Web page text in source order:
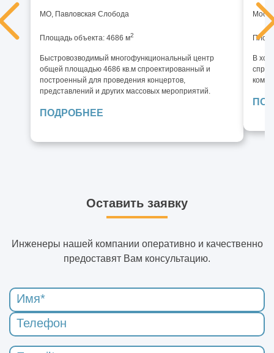
МО, Павловская Слобода
Площадь объекта: 4686 м2
Быстровозводимый многофункциональный центр
общей площадью 4686 кв.м спроектированный и
построенный для проведения концертов,
представлений и других массовых мероприятий.
ПОДРОБНЕЕ
В
Оставить заявку
Инженеры нашей компании оперативно и качественно
предоставят Вам консультацию.